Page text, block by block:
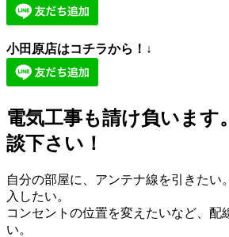
小田原店はコチラから！↓
電気工事も請け負います
談下さい！
自分の部屋に、アンテナ線を引きたい
入したい。
コンセントの位置を変えたいなど、配
い。